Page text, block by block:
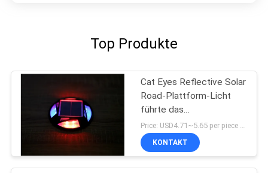
Top Produkte
Cat Eyes Reflective Solar
Road-Plattform-Licht
führte das
Aluminiumblitzen
Price: USD4.71~5.65 per piece MOQ:10 Sätze
KONTAKT